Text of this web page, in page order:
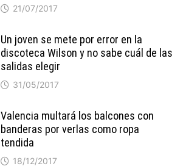
21/07/2017
Un joven se mete por error en la
discoteca Wilson y no sabe cuál de las
salidas elegir
31/05/2017
Valencia multará los balcones con
banderas por verlas como ropa
tendida
18/12/2017